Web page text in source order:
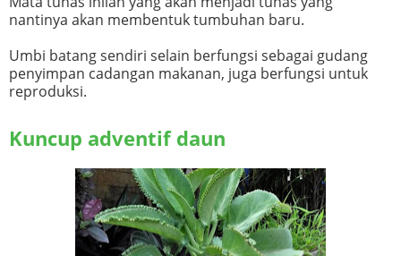
nantinya akan membentuk tumbuhan baru.
Umbi batang sendiri selain berfungsi sebagai gudang
penyimpan cadangan makanan, juga berfungsi untuk
reproduksi.
Kuncup adventif daun